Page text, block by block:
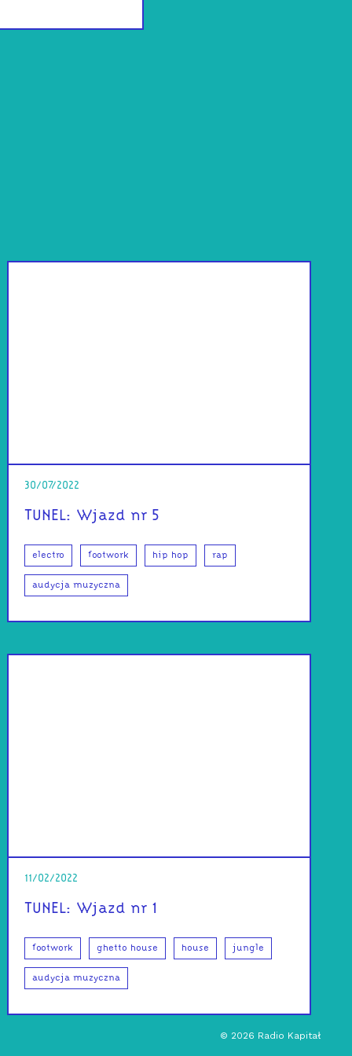
30/07/2022
TUNEL: Wjazd nr 5
electro footwork hip hop rap
audycja muzyczna
11/02/2022
TUNEL: Wjazd nr 1
footwork ghetto house house jungle
audycja muzyczna
© 2026 Radio Kapitał